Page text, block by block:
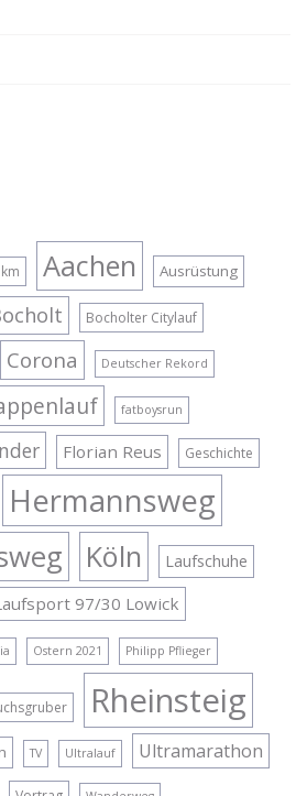
Aachen Ausrüstung
Bocholter Citylauf
Corona Deutscher Rekord
fatboysrun
Florian Reus Geschichte
Hermannsweg
Köln Laufschuhe
97/30 Lowick
Ostern 2021 Philipp Pflieger
Rheinsteig
TV Ultralauf Ultramarathon